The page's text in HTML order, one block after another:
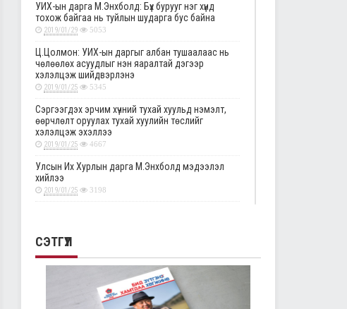
УИХ-ын дарга М.Энхболд: Бүх бурууг нэг хүнд
тохож байгаа нь туйлын шударга бус байна
2019/01/29 5053
Ц.Цолмон: УИХ-ын даргыг албан тушаалаас нь
чөлөөлөх асуудлыг нэн яаралтай дэгээр
хэлэлцэж шийдвэрлэнэ
2019/01/25 5345
Сэргээгдэх эрчим хүчний тухай хуульд нэмэлт,
өөрчлөлт оруулах тухай хуулийн төслийг
хэлэлцэж эхэллээ
2019/01/25 4667
Улсын Их Хурлын дарга М.Энхболд мэдээлэл
хийлээ
2019/01/25 3198
хэлэлцүүлгийг дэмжлээ
2019/01/25
Улсын Их Хурлын тогтоолын төслүүдийг эцсийн
хэлэлцүүлэгт шилжүүлэв
2335
СЭТГҮҮЛ